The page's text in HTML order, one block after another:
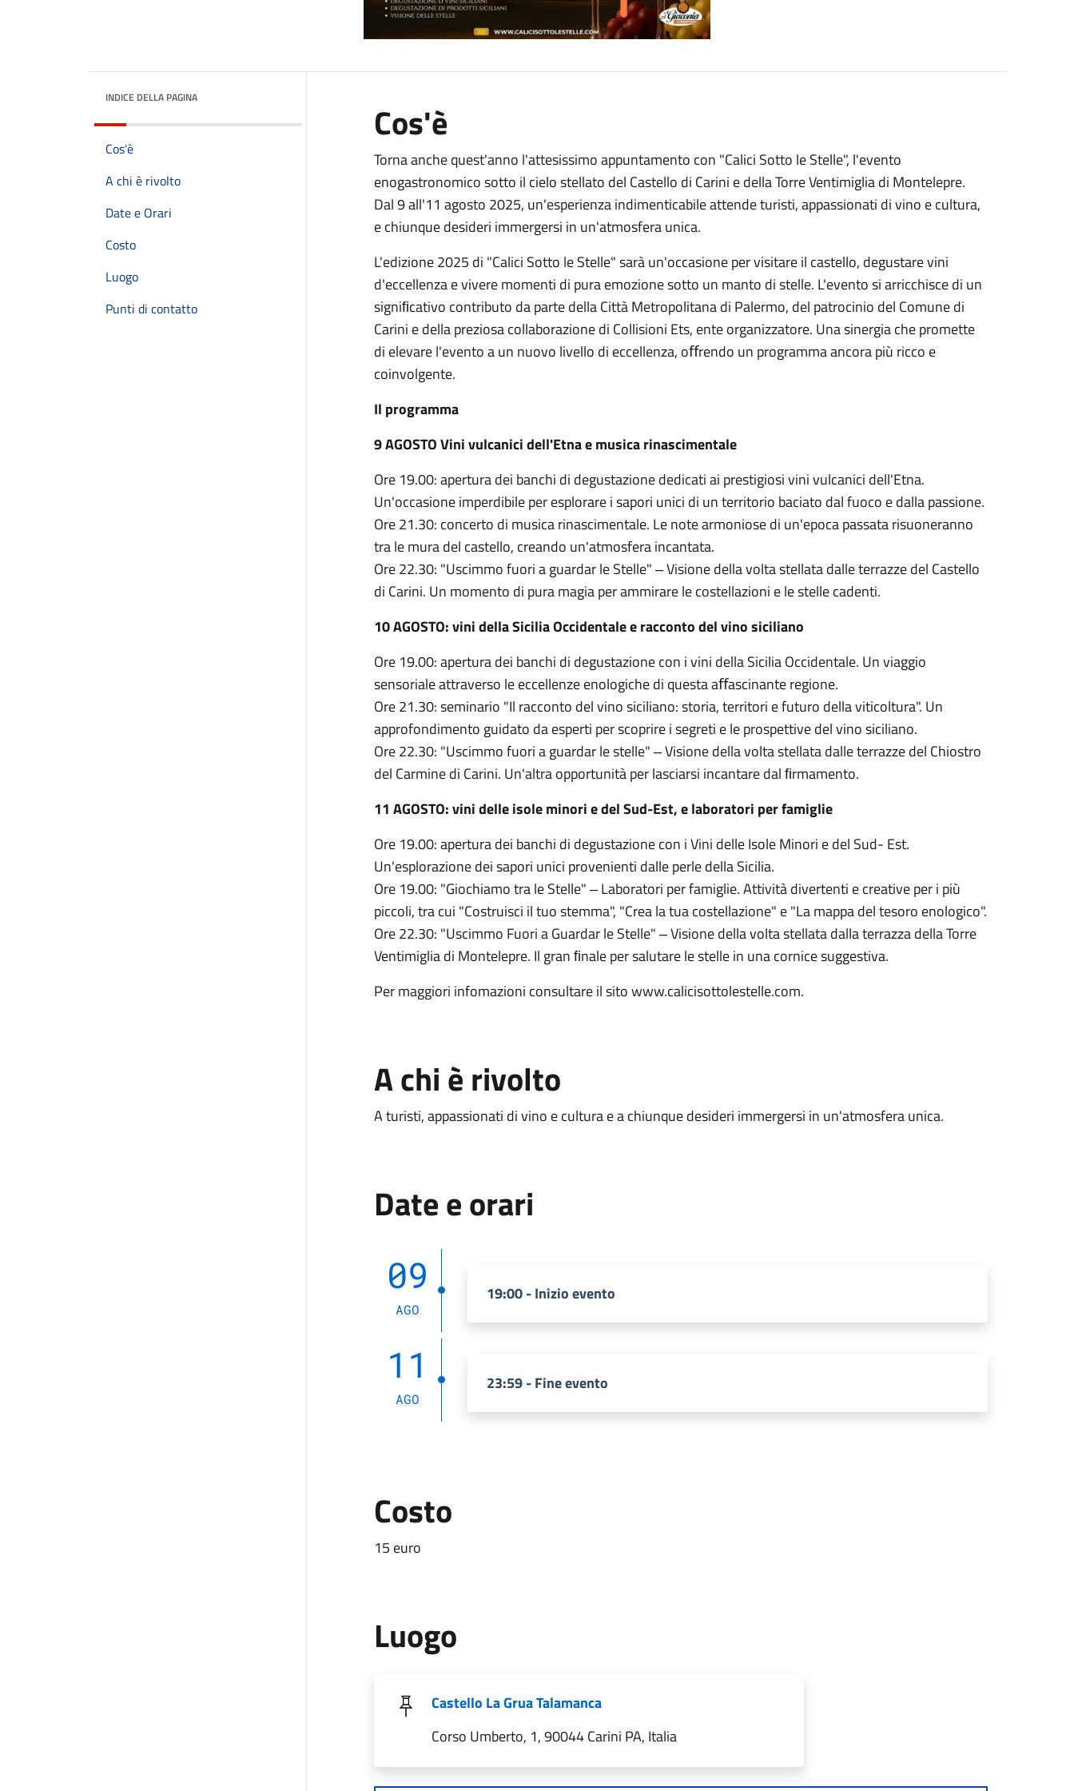
INDICE DELLA PAGINA
Cos'è
A chi è rivolto
Date e Orari
Costo
Luogo
Punti di contatto
Cos'è
Torna anche quest'anno l'attesissimo appuntamento con "Calici Sotto le Stelle", l'evento
enogastronomico sotto il cielo stellato del Castello di Carini e della Torre Ventimiglia di Montelepre.
Dal 9 all'11 agosto 2025, un'esperienza indimenticabile attende turisti, appassionati di vino e cultura,
e chiunque desideri immergersi in un'atmosfera unica.
L'edizione 2025 di "Calici Sotto le Stelle" sarà un'occasione per visitare il castello, degustare vini
d'eccellenza e vivere momenti di pura emozione sotto un manto di stelle. L'evento si arricchisce di un
signiﬁcativo contributo da parte della Città Metropolitana di Palermo, del patrocinio del Comune di
Carini e della preziosa collaborazione di Collisioni Ets, ente organizzatore. Una sinergia che promette
di elevare l'evento a un nuovo livello di eccellenza, oﬀrendo un programma ancora più ricco e
coinvolgente.
Il programma
9 AGOSTO Vini vulcanici dell'Etna e musica rinascimentale
Ore 19.00: apertura dei banchi di degustazione dedicati ai prestigiosi vini vulcanici dell'Etna.
Un'occasione imperdibile per esplorare i sapori unici di un territorio baciato dal fuoco e dalla passione.
Ore 21.30: concerto di musica rinascimentale. Le note armoniose di un'epoca passata risuoneranno
tra le mura del castello, creando un'atmosfera incantata.
Ore 22.30: "Uscimmo fuori a guardar le Stelle" ‒ Visione della volta stellata dalle terrazze del Castello
di Carini. Un momento di pura magia per ammirare le costellazioni e le stelle cadenti.
10 AGOSTO: vini della Sicilia Occidentale e racconto del vino siciliano
Ore 19.00: apertura dei banchi di degustazione con i vini della Sicilia Occidentale. Un viaggio
sensoriale attraverso le eccellenze enologiche di questa aﬀascinante regione.
Ore 21.30: seminario "Il racconto del vino siciliano: storia, territori e futuro della viticoltura". Un
approfondimento guidato da esperti per scoprire i segreti e le prospettive del vino siciliano.
Ore 22.30: "Uscimmo fuori a guardar le stelle" ‒ Visione della volta stellata dalle terrazze del Chiostro
del Carmine di Carini. Un'altra opportunità per lasciarsi incantare dal ﬁrmamento.
11 AGOSTO: vini delle isole minori e del Sud-Est, e laboratori per famiglie
Ore 19.00: apertura dei banchi di degustazione con i Vini delle Isole Minori e del Sud- Est.
Un'esplorazione dei sapori unici provenienti dalle perle della Sicilia.
Ore 19.00: "Giochiamo tra le Stelle" ‒ Laboratori per famiglie. Attività divertenti e creative per i più
piccoli, tra cui "Costruisci il tuo stemma", "Crea la tua costellazione" e "La mappa del tesoro enologico".
Ore 22.30: "Uscimmo Fuori a Guardar le Stelle" ‒ Visione della volta stellata dalla terrazza della Torre
Ventimiglia di Montelepre. Il gran ﬁnale per salutare le stelle in una cornice suggestiva.
Per maggiori infomazioni consultare il sito www.calicisottolestelle.com.
A chi è rivolto
A turisti, appassionati di vino e cultura e a chiunque desideri immergersi in un'atmosfera unica.
Date e orari
09
AGO
19:00 - Inizio evento
11
AGO
23:59 - Fine evento
Costo
15 euro
Luogo
Castello La Grua Talamanca
Corso Umberto, 1, 90044 Carini PA, Italia